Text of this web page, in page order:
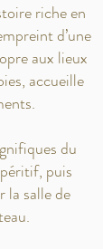
riche en
d’une
aux lieux
accueille
du
puis
la salle de